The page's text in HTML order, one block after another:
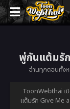
พู่กันแต้มรั
อ่านทุกตอนทั้ง
ToonWebthai เ
แต้มรัก Give Me